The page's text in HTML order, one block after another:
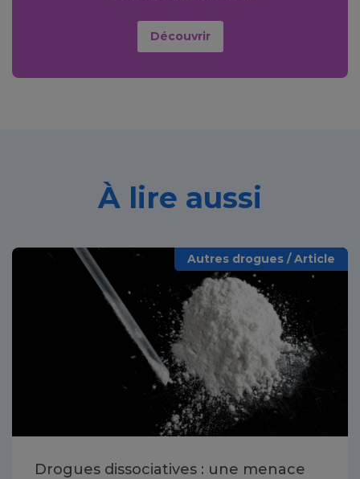
Découvrir
À lire aussi
Autres drogues / Article
Drogues dissociatives : une menace